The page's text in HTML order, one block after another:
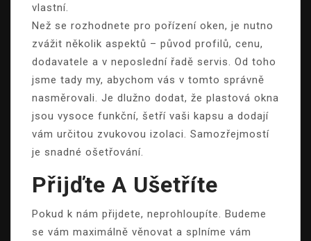
vlastní.
Než se rozhodnete pro pořízení oken, je nutno
zvážit několik aspektů – původ profilů, cenu,
dodavatele a v neposlední řadě servis. Od toho
jsme tady my, abychom vás v tomto správně
nasměrovali. Je dlužno dodat, že plastová okna
jsou vysoce funkční, šetří vaši kapsu a dodají
vám určitou zvukovou izolaci. Samozřejmostí
je snadné ošetřování.
Přijďte A Ušetříte
Pokud k nám přijdete, neprohloupíte. Budeme
se vám maximálně věnovat a splníme vám